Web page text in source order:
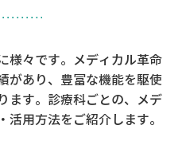
様々です。メディカル革命
があり、 豊富な機能を駆使
ます。 診療科ごとの、メデ
活用方法をご紹介します。